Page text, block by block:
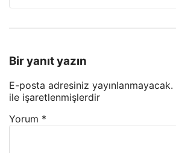
Bir yanıt yazın
E-posta adresiniz yayınlanmayacak.
ile işaretlenmişlerdir
Yorum *